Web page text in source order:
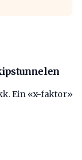
Ein «x-faktor»